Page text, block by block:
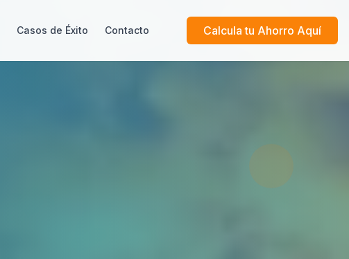
Casos de Éxito Contacto Calcula tu Ahorro Aquí